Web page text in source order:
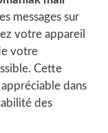
messages sur
votre appareil
votre
Cette
dans
des